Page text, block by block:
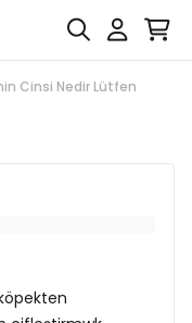
Cinsi Nedir Lütfen